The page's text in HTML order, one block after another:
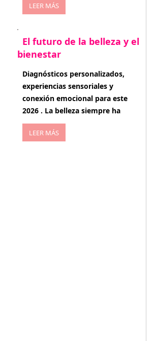
LEER MÁS
El futuro de la belleza y el
bienestar
enero 15, 2026
Diagnósticos personalizados,
experiencias sensoriales y
conexión emocional para este
2026 . La belleza siempre ha
LEER MÁS